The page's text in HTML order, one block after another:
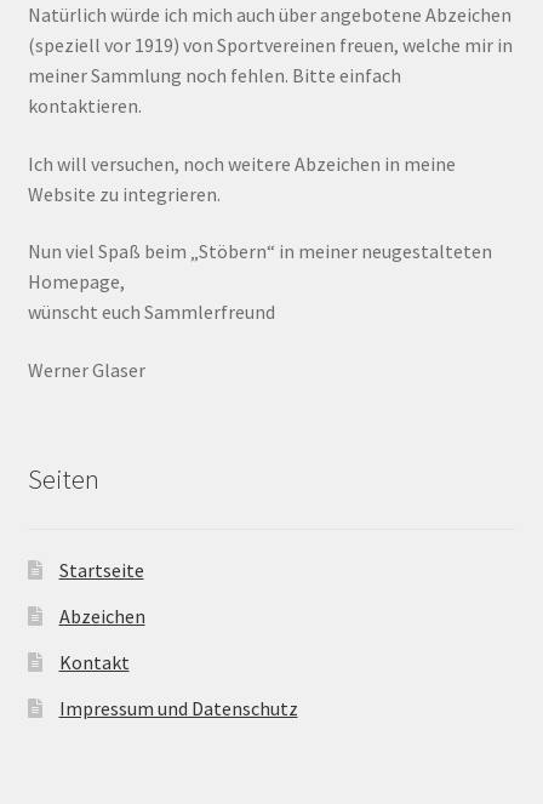
Natürlich würde ich mich auch über angebotene Abzeichen
(speziell vor 1919) von Sportvereinen freuen, welche mir in
meiner Sammlung noch fehlen. Bitte einfach
kontaktieren.
Ich will versuchen, noch weitere Abzeichen in meine
Website zu integrieren.
Nun viel Spaß beim „Stöbern“ in meiner neugestalteten
Homepage,
wünscht euch Sammlerfreund
Werner Glaser
Seiten
Startseite
Abzeichen
Kontakt
Impressum und Datenschutz